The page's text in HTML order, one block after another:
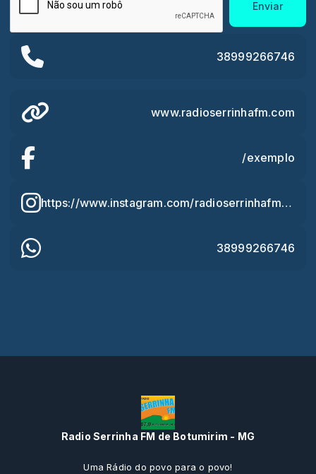
Enviar
38999266746
www.radioserrinhafm.com
/exemplo
https://www.instagram.com/radioserrinhafm?igsh=MTBhcmpjendtMXliZw==
38999266746
Radio Serrinha FM de Botumirim - MG
Uma Rádio do povo para o povo!